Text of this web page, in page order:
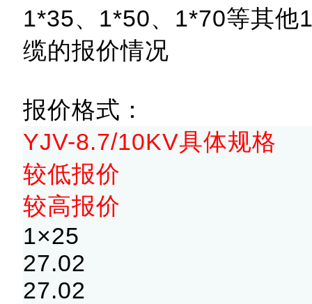
1*35、1*50、1*70等其他
缆的报价情况
报价格式：
YJV-8.7/10KV具体规格
较低报价
较高报价
1×25
27.02
27.02